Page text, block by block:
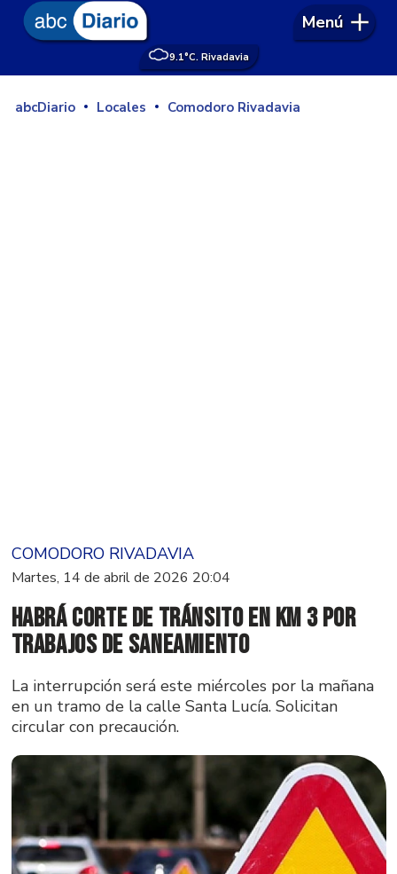
9.1°C. Rivadavia
Menú
abcDiario Locales Comodoro Rivadavia
COMODORO RIVADAVIA
Martes, 14 de abril de 2026 20:04
Habrá corte de tránsito en Km 3 por
trabajos de saneamiento
La interrupción será este miércoles por la mañana
en un tramo de la calle Santa Lucía. Solicitan
circular con precaución.